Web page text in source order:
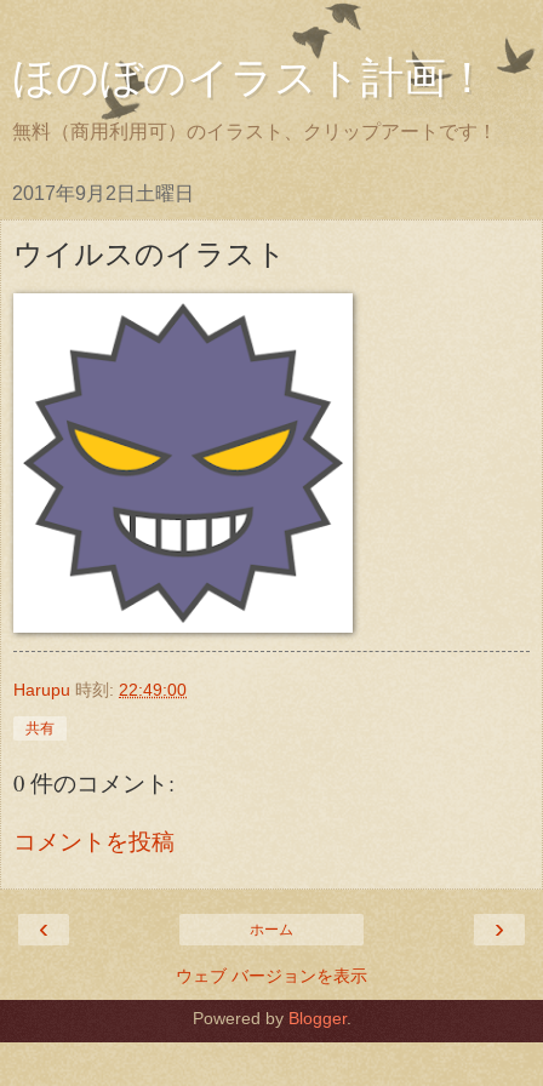
ほのぼのイラスト計画！
無料（商用利用可）のイラスト、クリップアートです！
2017年9月2日土曜日
ウイルスのイラスト
Harupu 時刻: 22:49:00
共有
0 件のコメント:
コメントを投稿
‹ ›
ホーム
ウェブ バージョンを表示
Powered by Blogger.